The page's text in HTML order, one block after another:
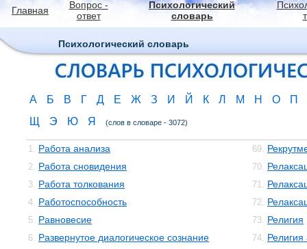
Главная
Вопрос -
ответ
Психологический
словарь
Психологический словарь
А Б В Г Д Е Ж З И Й К Л М Н О
П
Щ
Э Ю Я (слов в словаре - 3072)
1. Работа анализа
2. Работа сновидения
3. Работа толкования
4. Работоспособность
5. Равновесие
6. Развернутое диалогическое сознание
69.
70.
71.
72.
73. Религия
74. Религия